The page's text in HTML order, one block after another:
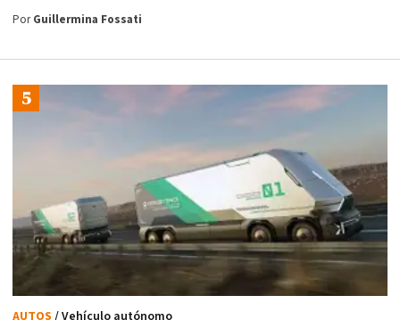
PorGuillermina Fossati
AUTOS / Vehículo autónomo